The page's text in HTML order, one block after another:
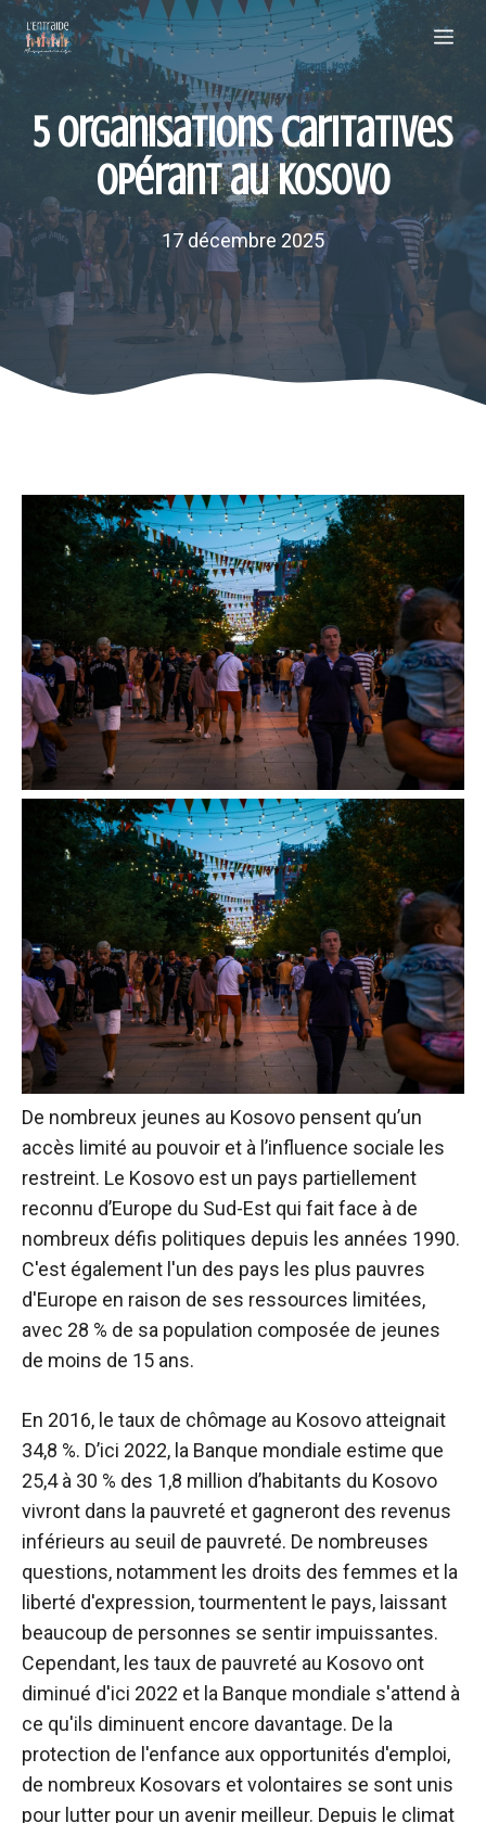
Aller
au
contenu
5 organisations caritatives
opérant au Kosovo
17 décembre 2025
De nombreux jeunes au Kosovo pensent qu’un
accès limité au pouvoir et à l’influence sociale les
restreint. Le Kosovo est un pays partiellement
reconnu d’Europe du Sud-Est qui fait face à de
nombreux défis politiques depuis les années 1990.
C'est également l'un des pays les plus pauvres
d'Europe en raison de ses ressources limitées,
avec 28 % de sa population composée de jeunes
de moins de 15 ans.
En 2016, le taux de chômage au Kosovo atteignait
34,8 %. D’ici 2022, la Banque mondiale estime que
25,4 à 30 % des 1,8 million d’habitants du Kosovo
vivront dans la pauvreté et gagneront des revenus
inférieurs au seuil de pauvreté. De nombreuses
questions, notamment les droits des femmes et la
liberté d'expression, tourmentent le pays, laissant
beaucoup de personnes se sentir impuissantes.
Cependant, les taux de pauvreté au Kosovo ont
diminué d'ici 2022 et la Banque mondiale s'attend à
ce qu'ils diminuent encore davantage. De la
protection de l'enfance aux opportunités d'emploi,
de nombreux Kosovars et volontaires se sont unis
pour lutter pour un avenir meilleur. Depuis le climat